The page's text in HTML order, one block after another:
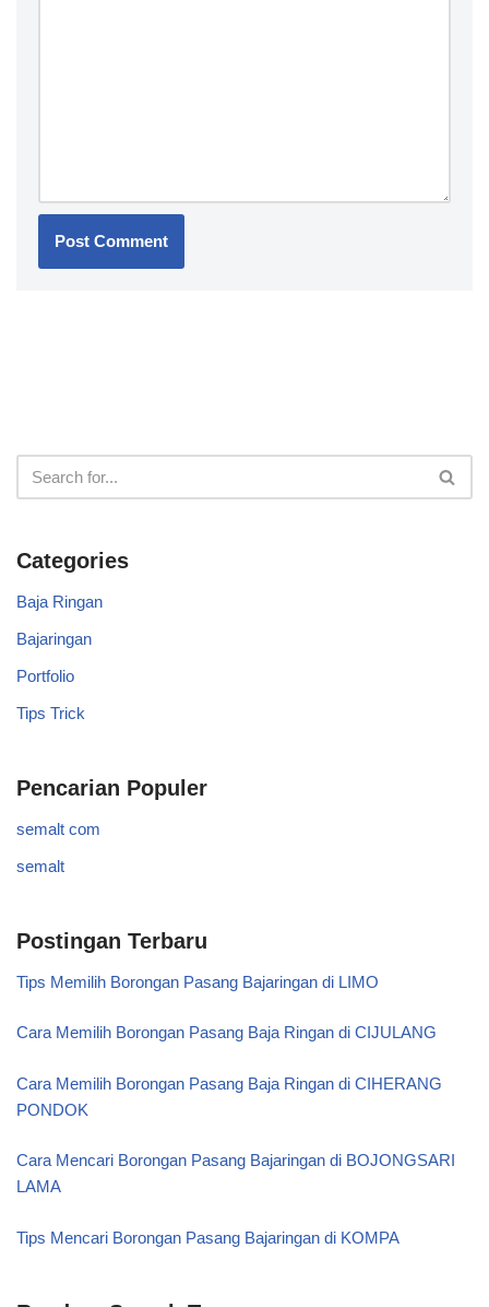
Categories
Baja Ringan
Bajaringan
Portfolio
Tips Trick
Pencarian Populer
semalt com
semalt
Postingan Terbaru
Tips Memilih Borongan Pasang Bajaringan di LIMO
Cara Memilih Borongan Pasang Baja Ringan di CIJULANG
Cara Memilih Borongan Pasang Baja Ringan di CIHERANG
PONDOK
Cara Mencari Borongan Pasang Bajaringan di BOJONGSARI
LAMA
Tips Mencari Borongan Pasang Bajaringan di KOMPA